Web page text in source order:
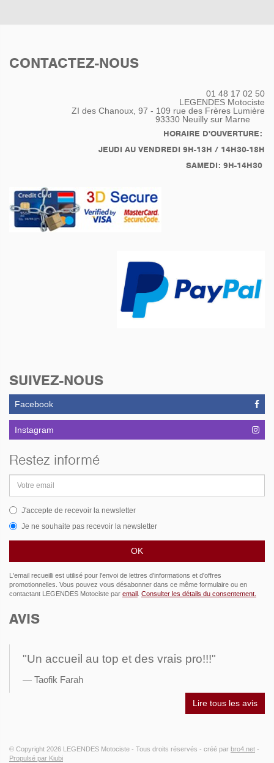
CONTACTEZ-NOUS
01 48 17 02 50
LEGENDES Motociste
ZI des Chanoux, 97 - 109 rue des Frères Lumière
93330 Neuilly sur Marne
HORAIRE D'OUVERTURE:
JEUDI AU VENDREDI 9H-13H / 14H30-18H
SAMEDI: 9H-14H30
SUIVEZ-NOUS
Facebook
Instagram
Restez informé
email
J'accepte de recevoir la newsletter
Je ne souhaite pas recevoir la newsletter
L'email recueilli est utilisé pour l'envoi de lettres d'informations et d'offres
promotionnelles. Vous pouvez vous désabonner dans ce même formulaire ou en
contactant LEGENDES Motociste par email Consulter les détails du consentement.
AVIS
"Un accueil au top et des vrais pro!!!"
Taofik Farah
Lire tous les avis
© Copyright 2026 LEGENDES Motociste - Tous droits réservés - créé par bro4.net -
Propulsé par Kiubi